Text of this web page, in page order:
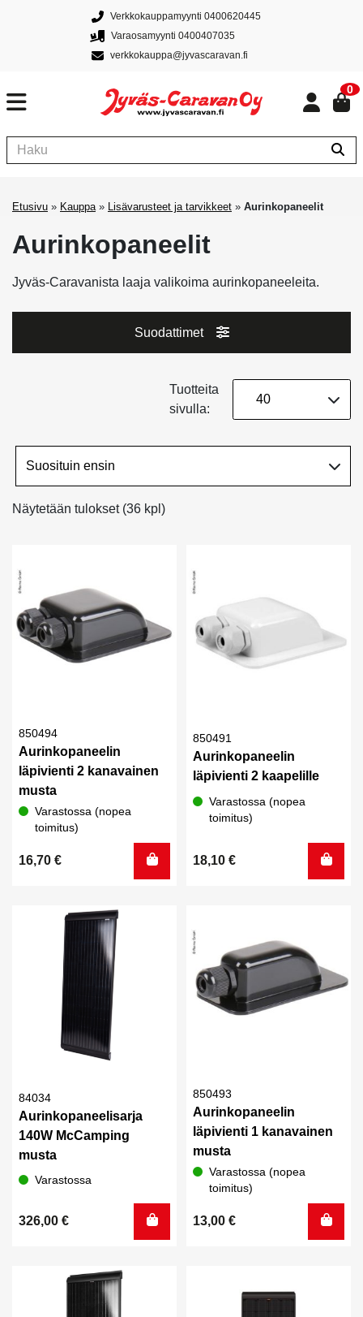
Verkkokauppamyynti 0400620445
Varaosamyynti 0400407035
verkkokauppa@jyvascaravan.fi
0
Etusivu » Kauppa» Lisävarusteet ja tarvikkeet » Aurinkopaneelit
Aurinkopaneelit
Jyväs-Caravanista laaja valikoima aurinkopaneeleita.
Suodattimet
Näytetään tulokset (36 kpl)
Tuotteita
sivulla:
850494
Aurinkopaneelin
läpivienti 2 kanavainen
musta
Varastossa (nopea
toimitus)
16,70 €
850491
Aurinkopaneelin
läpivienti 2 kaapelille
Varastossa (nopea
toimitus)
18,10 €
84034
Aurinkopaneelisarja
140W McCamping
musta
Varastossa
326,00 €
850493
Aurinkopaneelin
läpivienti 1 kanavainen
musta
Varastossa (nopea
toimitus)
13,00 €